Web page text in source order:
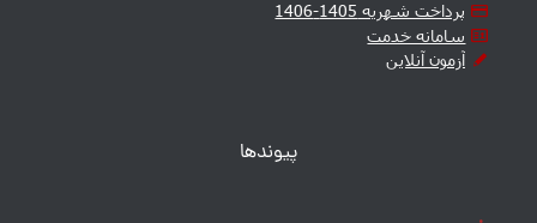
پرداخت شهریه 1405-1406
سامانه خدمت
آزمون آنلاین
پیوندها